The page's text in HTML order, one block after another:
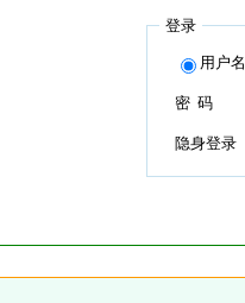
登录
用户名
密 码
隐身登录